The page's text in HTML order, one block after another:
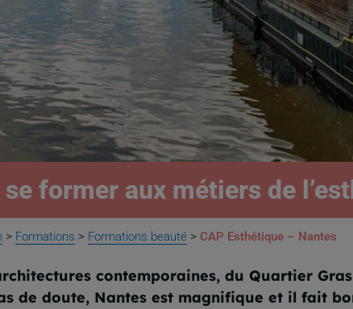
former aux métiers de
> Formations > Formations beauté > CAP Esthétique – Nantes
contemporaines, du Quartier
de doute, Nantes est magnifique et il fait